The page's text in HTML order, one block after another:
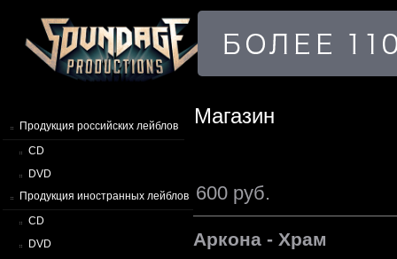
Продукция российских лейблов
CD
DVD
Продукция иностранных лейблов
CD
DVD
Магазин
600 руб.
Аркона - Храм